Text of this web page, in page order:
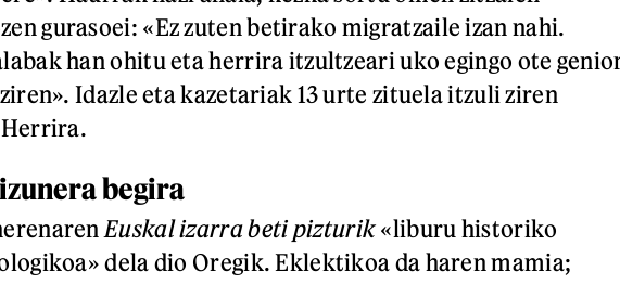
gurasoei: «Ez zuten betirako migratzaile izan nahi.
han ohitu eta herrira itzultzeari uko egingo ote
Idazle eta kazetariak 13 urte zituela itzuli ziren
begira
Euskal izarra beti pizturik«liburu historiko
dela dio Oregik. Eklektikoa da haren mamia;